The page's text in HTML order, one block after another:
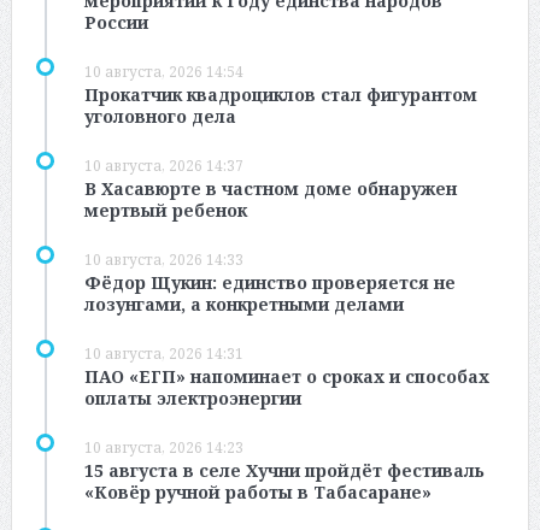
России
10 августа, 2026 14:54
Прокатчик квадроциклов стал фигурантом
уголовного дела
10 августа, 2026 14:37
В Хасавюрте в частном доме обнаружен
мертвый ребенок
10 августа, 2026 14:33
Фёдор Щукин: единство проверяется не
лозунгами, а конкретными делами
10 августа, 2026 14:31
ПАО «ЕГП» напоминает о сроках и способах
оплаты электроэнергии
10 августа, 2026 14:23
15 августа в селе Хучни пройдёт фестиваль
«Ковёр ручной работы в Табасаране»